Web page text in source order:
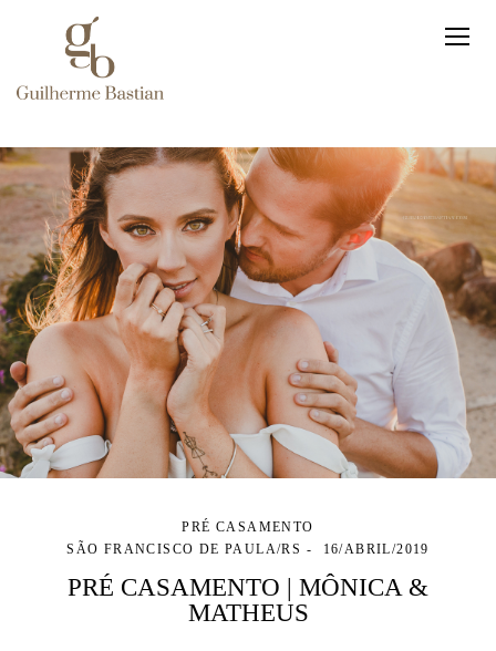
PRÉ CASAMENTO
SÃO FRANCISCO DE PAULA/RS
16/ABRIL/2019
PRÉ CASAMENTO | MÔNICA &
MATHEUS